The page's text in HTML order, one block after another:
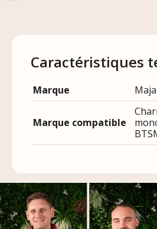
Caractéristiques
Marque
Marque compatible